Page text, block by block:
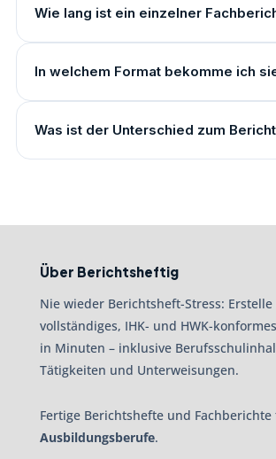
Wie lang ist ein einzelner
In welchem Format bekomme ich
Was ist der Unterschied zum
Über Berichtsheftig
Nie wieder Berichtsheft-Stress: Erstelle
vollständiges, IHK- und HWK-
in Minuten – inklusive
Tätigkeiten und Unterweisungen.
Fertige Berichtshefte und
Ausbildungsberufe.